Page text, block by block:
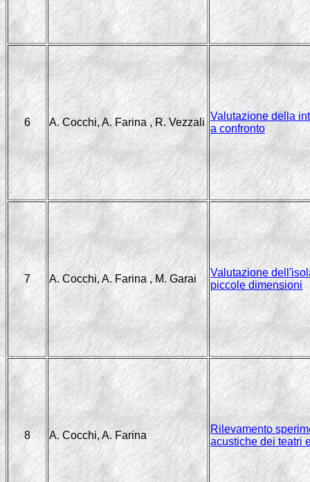
6 A. Cocchi, A. Farina , R. Vezzali
Valutazione della
a confronto
7 A. Cocchi, A. Farina , M. Garai
Valutazione
piccole dimensioni
8 A. Cocchi, A. Farina
Rilevamento
acustiche dei teatri